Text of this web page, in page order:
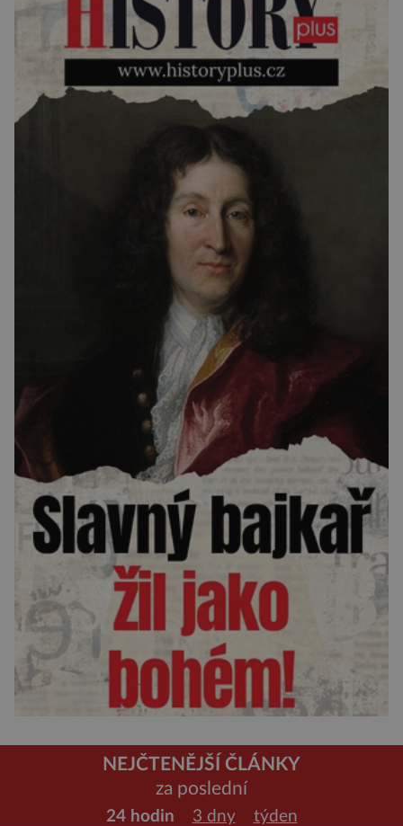
NEJČTENĚJŠÍ ČLÁNKY
za poslední
24 hodin 3 dny týden